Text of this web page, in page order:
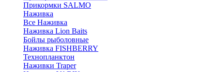
Прикормки SALMO
Наживка
Все Наживка
Наживка Lion Baits
Бойлы рыболовные
Наживка FISHBERRY
Технопланктон
Наживки Traper